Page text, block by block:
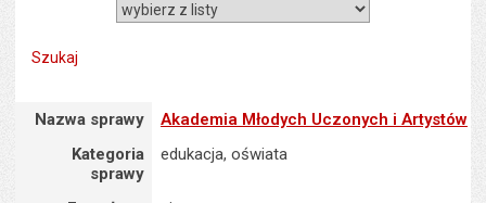
Nazwa sprawy : Akademia Młodych Uczonych i Artystów
Nazwa sprawy
Akademia Młodych Uczonych i Artystów
Kategoria
sprawy
edukacja, oświata